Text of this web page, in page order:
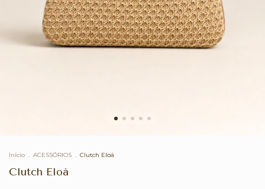
Início . ACESSÓRIOS . Clutch Eloá
Clutch Eloá